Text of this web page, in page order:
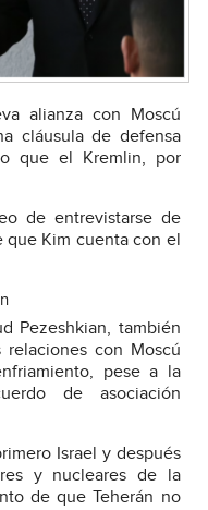
alianza con Moscú
cláusula de defensa
que el Kremlin, por
de entrevistarse de
que Kim cuenta con el
Pezeshkian, también
con Moscú
pese a la
de asociación
Israel y después
y nucleares de la
de que Teherán no